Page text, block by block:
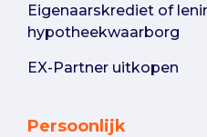
Eigenaarskrediet of
hypotheekwaarborg
EX-Partner uitkopen
Persoonlijk